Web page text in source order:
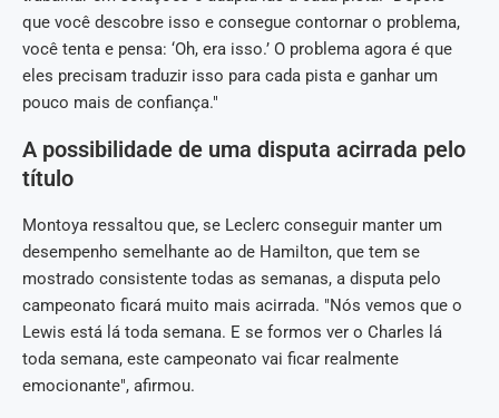
que você descobre isso e consegue contornar o problema,
você tenta e pensa: ‘Oh, era isso.’ O problema agora é que
eles precisam traduzir isso para cada pista e ganhar um
pouco mais de confiança."
A possibilidade de uma disputa acirrada pelo
título
Montoya ressaltou que, se Leclerc conseguir manter um
desempenho semelhante ao de Hamilton, que tem se
mostrado consistente todas as semanas, a disputa pelo
campeonato ficará muito mais acirrada. "Nós vemos que o
Lewis está lá toda semana. E se formos ver o Charles lá
toda semana, este campeonato vai ficar realmente
emocionante", afirmou.